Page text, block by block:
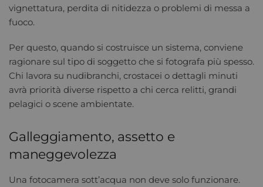
vignettatura, perdita di nitidezza o problemi di messa a
fuoco.
Per questo, quando si costruisce un sistema, conviene
ragionare sul tipo di soggetto che si fotografa più spesso.
Chi lavora su nudibranchi, crostacei o dettagli minuti
avrà priorità diverse rispetto a chi cerca relitti, grandi
pelagici o scene ambientate.
Galleggiamento, assetto e
maneggevolezza
Una fotocamera sott’acqua non deve solo funzionare.